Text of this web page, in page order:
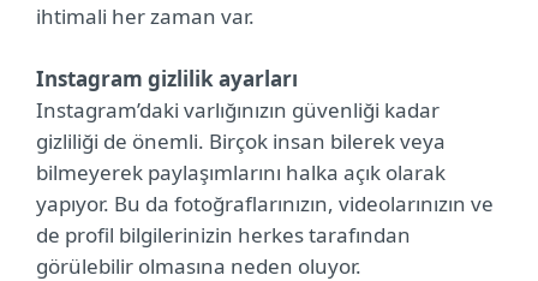
ihtimali her zaman var.
Instagram gizlilik ayarları
Instagram’daki varlığınızın güvenliği kadar
gizliliği de önemli. Birçok insan bilerek veya
bilmeyerek paylaşımlarını halka açık olarak
yapıyor. Bu da fotoğraflarınızın, videolarınızın ve
de profil bilgilerinizin herkes tarafından
görülebilir olmasına neden oluyor.